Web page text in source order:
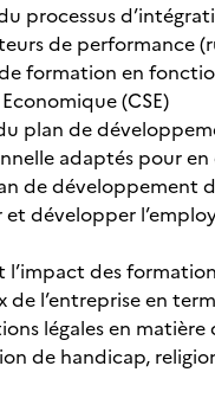
processus
de performance
formation en
(CSE)
plan de
adaptés pour
de développement
développer
l’impact des
de l’entreprise en
légales en
de handicap,